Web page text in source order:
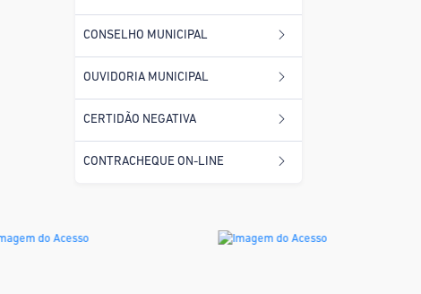
CONSELHO MUNICIPAL
OUVIDORIA MUNICIPAL
CERTIDÃO NEGATIVA
CONTRACHEQUE ON-LINE